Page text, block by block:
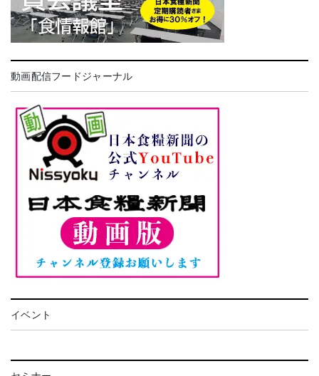
動画配信フードジャーナル
イベント